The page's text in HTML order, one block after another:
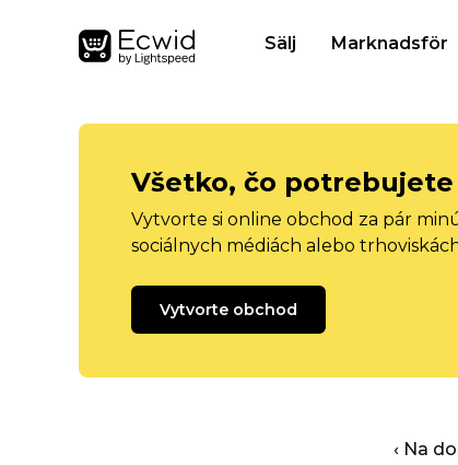
Sälj Marknadsför
Všetko, čo
Vytvorte si online obchod za pár
sociálnych médiách alebo
Vytvorte obchod
‹ Na